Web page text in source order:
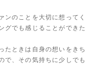
ンのことを大切に想ってく
グでも感じることができた
たときは自身の想いをきち
で、その気持ちに少しでも